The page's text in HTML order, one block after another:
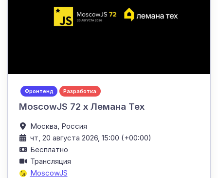
Фронтенд Разработка
MoscowJS 72 x Лемана Тех
Москва, Россия
чт, 20 августа 2026, 15:00 (+00:00)
Бесплатно
Трансляция
MoscowJS